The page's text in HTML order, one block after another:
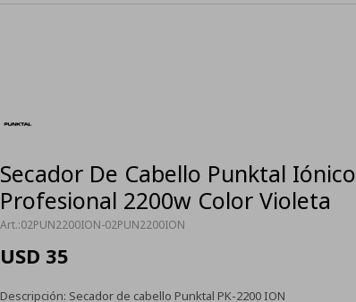
Secador De Cabello Punktal Iónico
Profesional 2200w Color Violeta
02PUN2200ION-02PUN2200ION
USD 35
Descripción: Secador de cabello Punktal PK-2200 ION